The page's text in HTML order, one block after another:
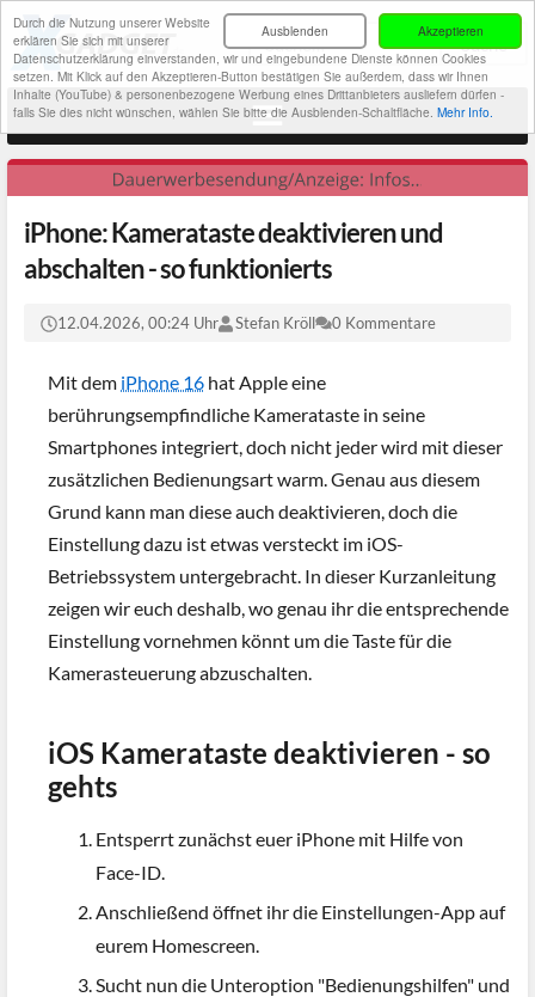
Akzeptieren
Ausblenden
Durch die Nutzung unserer Website
erklären Sie sich mit unserer
Datenschutzerklärung einverstanden, wir und eingebundene Dienste können Cookies
setzen. Mit Klick auf den Akzeptieren-Button bestätigen Sie außerdem, dass wir Ihnen
Inhalte (YouTube) & personenbezogene Werbung eines Drittanbieters ausliefern dürfen -
falls Sie dies nicht wünschen, wählen Sie bitte die Ausblenden-Schaltfläche. Mehr Info.
iPhone: Kamerataste deaktivieren und
abschalten - so funktionierts
12.04.2026, 00:24 Uhr Stefan Kröll 0 Kommentare
Mit dem iPhone 16 hat Apple eine
berührungsempfindliche Kamerataste in seine
Smartphones integriert, doch nicht jeder wird mit dieser
zusätzlichen Bedienungsart warm. Genau aus diesem
Grund kann man diese auch deaktivieren, doch die
Einstellung dazu ist etwas versteckt im iOS-
Betriebssystem untergebracht. In dieser Kurzanleitung
zeigen wir euch deshalb, wo genau ihr die entsprechende
Einstellung vornehmen könnt um die Taste für die
Kamerasteuerung abzuschalten.
iOS Kamerataste deaktivieren - so
gehts
Entsperrt zunächst euer iPhone mit Hilfe von
Face-ID.
Anschließend öffnet ihr die Einstellungen-App auf
eurem Homescreen.
Sucht nun die Unteroption "Bedienungshilfen" und